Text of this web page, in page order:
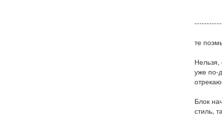
те
Нельзя,
уже по-
Блок
стиль,